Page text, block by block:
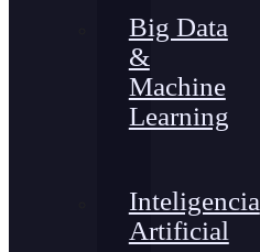
Big Data
&
Machine
Learning
Inteligencia
Artificial